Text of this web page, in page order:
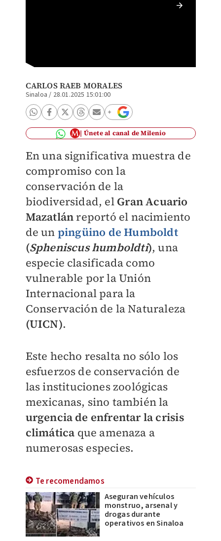
CARLOS RAEB MORALES
Sinaloa / 28.01.2025 15:01:00
Únete al canal de Milenio
En una significativa muestra de
compromiso con la
conservación de la
biodiversidad, el Gran Acuario
Mazatlánreportó el nacimiento
de un pingüino de Humboldt
(Spheniscus humboldti), una
especie clasificada como
vulnerable por la Unión
Internacional para la
Conservación de la Naturaleza
(UICN).
Este hecho resalta no sólo los
esfuerzos de conservación de
las instituciones zoológicas
mexicanas, sino también la
urgencia de enfrentar la crisis
climática que amenaza a
numerosas especies.
Te recomendamos
Aseguran vehículos
monstruo, arsenal y
drogas durante
operativos en Sinaloa